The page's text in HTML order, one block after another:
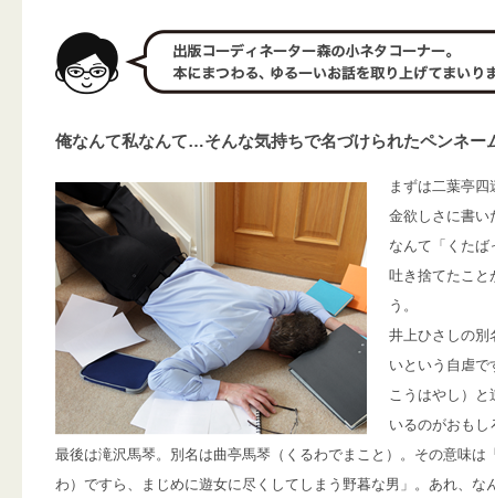
俺なんて私なんて…そんな気持ちで名づけられたペンネー
まずは二葉亭
金欲しさに書い
なんて「くたば
吐き捨てたこと
う。
井上ひさしの別
いという自虐で
こうはやし）と
いるのがおもし
最後は滝沢馬琴。別名は曲亭馬琴（くるわでまこと）。その意味は
わ）ですら、まじめに遊女に尽くしてしまう野暮な男」。あれ、な